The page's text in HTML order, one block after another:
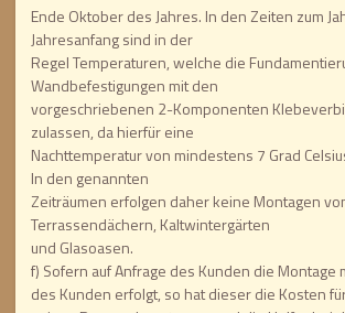
Ende Oktober des Jahres. In den Zeiten zum
Jahresanfang sind in der
Regel Temperaturen, welche die
Wandbefestigungen mit den
vorgeschriebenen 2-Komponenten
zulassen, da hierfür eine
Nachttemperatur von mindestens 7 Grad
In den genannten
Zeiträumen erfolgen daher keine Montagen
Terrassendächern, Kaltwintergärten
und Glasoasen.
f) Sofern auf Anfrage des Kunden die Montage
des Kunden erfolgt, so hat dieser die Kosten